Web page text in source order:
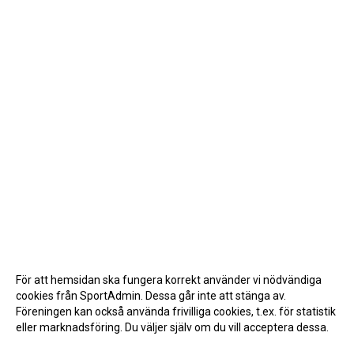
För att hemsidan ska fungera korrekt använder vi nödvändiga
cookies från SportAdmin. Dessa går inte att stänga av.
Föreningen kan också använda frivilliga cookies, t.ex. för statistik
eller marknadsföring. Du väljer själv om du vill acceptera dessa.